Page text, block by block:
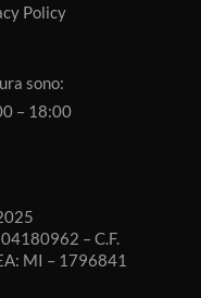
Policy
sono:
– 18:00
– C.F.
MI – 1796841